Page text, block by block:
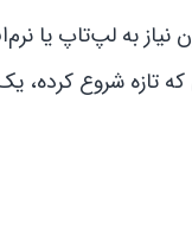
به لپ‌تاپ یا
تازه شروع کرده،